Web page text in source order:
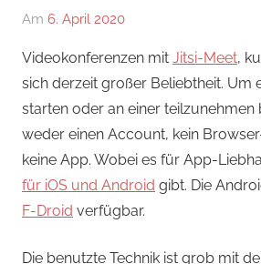
Am 6. April 2020
Videokonferenzen mit Jitsi-Meet,
sich derzeit großer Beliebtheit. Um
starten oder an einer teilzunehmen
weder einen Account, kein
keine App. Wobei es für App-
für iOS und Android gibt. Die
F-Droid verfügbar.
Die benutzte Technik ist grob mit